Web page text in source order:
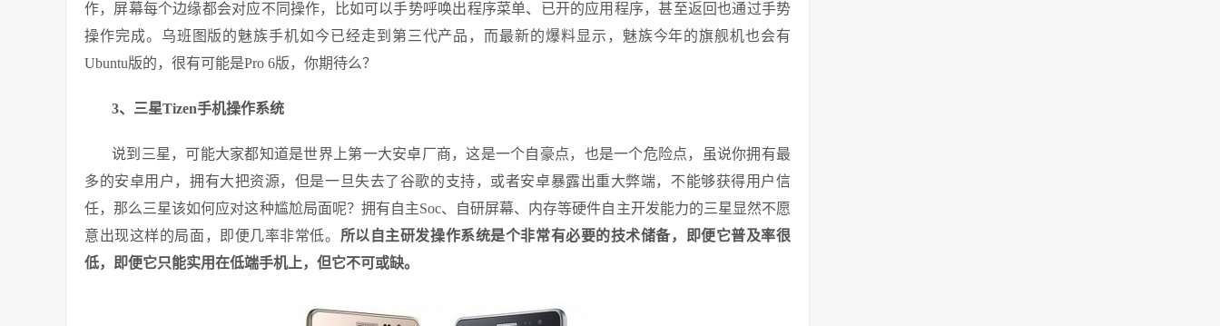
作，屏幕每个边缘都会对应不同操作，比如可以手势呼唤出程序菜单、已开的应用程序，甚至返回也通过手势
操作完成。乌班图版的魅族手机如今已经走到第三代产品，而最新的爆料显示，魅族今年的旗舰机也会有
Ubuntu版的，很有可能是Pro 6版，你期待么？
3、三星Tizen手机操作系统
说到三星，可能大家都知道是世界上第一大安卓厂商，这是一个自豪点，也是一个危险点，虽说你拥有最
多的安卓用户，拥有大把资源，但是一旦失去了谷歌的支持，或者安卓暴露出重大弊端，不能够获得用户信
任，那么三星该如何应对这种尴尬局面呢？拥有自主Soc、自研屏幕、内存等硬件自主开发能力的三星显然不愿
意出现这样的局面，即便几率非常低。 所以自主研发操作系统是个非常有必要的技术储备，即便它普及率很
低，即便它只能实用在低端手机上，但它不可或缺。